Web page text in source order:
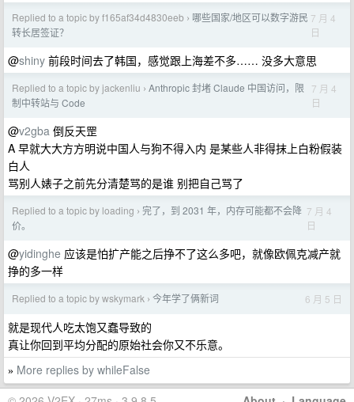
Replied to a topic by f165af34d4830eeb › 哪些国家/地区可以数字游民
转长居签证？
7 月 4
日
@shiny 前段时间去了韩国，感觉跟上海差不多…… 没多大意思
Replied to a topic by jackenliu › Anthropic 封堵 Claude 中国访问，限
制中转站与 Code
7 月 4
日
@v2gba 倒反天罡
A 早就大大方方明说中国人与狗不得入内 是某些人非得抹上白粉假装
白人
骂别人婊子之前先分清楚骂的是谁 别把自己骂了
Replied to a topic by loading › 完了，到 2031 年，内存可能都不会降
价。
7 月 4
日
@yidinghe 应该是怕扩产能之后挣不了这么多吧，就像欧佩克减产就
挣的多一样
Replied to a topic by wskymark › 今年学了俩新词 6 月 5 日
就是现代人吃太饱又蠢导致的
真让你回到平均分配的原始社会你又不乐意。
» More replies by whileFalse